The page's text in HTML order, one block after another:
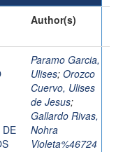
Author(s)
DE
Paramo Garcia,
Ulises; Orozco
Cuervo, Ulises
de Jesus;
Gallardo Rivas,
Nohra
Violeta%46724